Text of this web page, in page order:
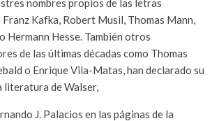
Kafka, Robert Musil, Thomas Mann,
Hermann Hesse. También otros
de las últimas décadas como Thomas
o Enrique Vila-Matas, han declarado su
literatura de Walser,
J. Palacios en las páginas de la